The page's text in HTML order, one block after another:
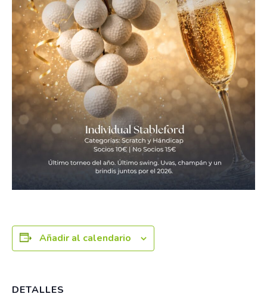
Añadir al calendario
DETALLES